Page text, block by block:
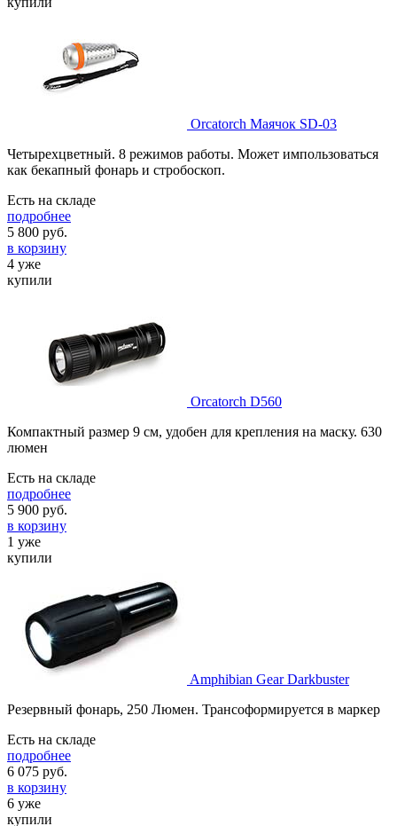
Orcatorch Маячок SD-03
Четырехцветный. 8 режимов работы. Может импользоваться
как бекапный фонарь и стробоскоп.
Есть на складе
подробнее
5 800 руб.
в корзину
4 уже
купили
Orcatorch D560
Компактный размер 9 см, удобен для крепления на маску. 630
люмен
Есть на складе
подробнее
5 900 руб.
в корзину
1 уже
купили
Amphibian Gear Darkbuster
Резервный фонарь, 250 Люмен. Трансоформируется в маркер
Есть на складе
подробнее
6 075 руб.
в корзину
6 уже
купили